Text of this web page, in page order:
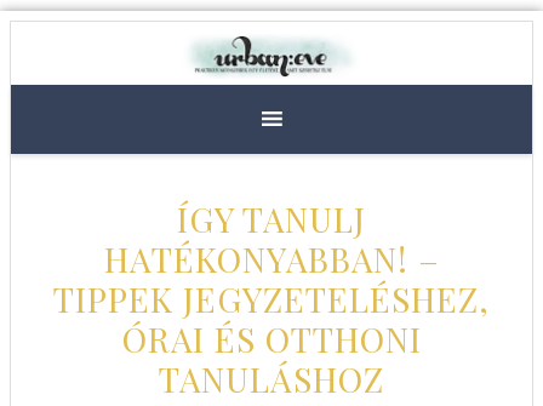
ÍGY TANULJ
HATÉKONYABBAN! –
TIPPEK JEGYZETELÉSHEZ,
ÓRAI ÉS OTTHONI
TANULÁSHOZ